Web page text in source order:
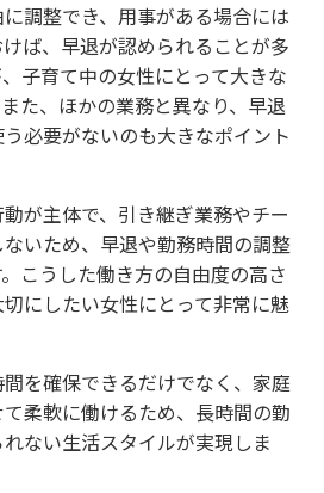
調整でき、用事がある場合には
ば、早退が認められることが多
子育て中の女性にとって大きな
た、ほかの業務と異なり、早退
必要がないのも大きなポイント
が主体で、引き継ぎ業務やチー
いため、早退や勤務時間の調整
こうした働き方の自由度の高さ
にしたい女性にとって非常に魅
を確保できるだけでなく、家庭
柔軟に働けるため、長時間の勤
ない生活スタイルが実現しま